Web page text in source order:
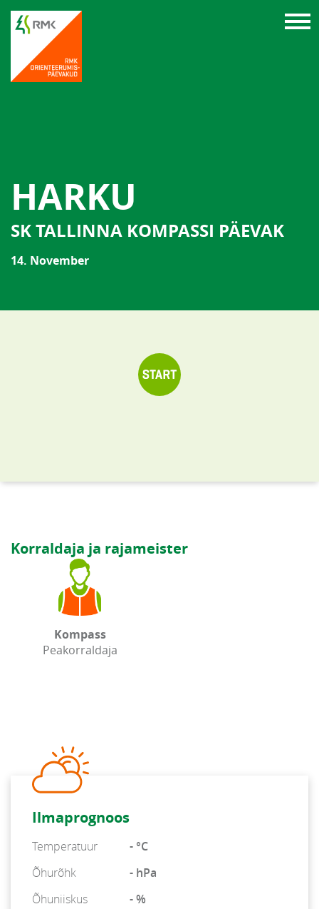
HARKU
SK TALLINNA KOMPASSI PÄEVAK
14. November
Korraldaja ja rajameister
Kompass
Peakorraldaja
Ilmaprognoos
Temperatuur
- °C
Õhurõhk
- hPa
Õhuniiskus
- %